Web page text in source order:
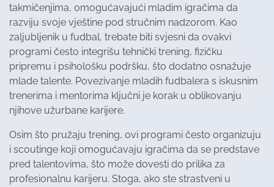
takmičenjima, omogućavajući mladim igračima da
razviju svoje vještine pod stručnim nadzorom. Kao
zaljubljenik u fudbal, trebate biti svjesni da ovakvi
programi često integrišu tehnički trening, fizičku
pripremu i psihološku podršku, što dodatno osnažuje
mlade talente. Povezivanje mladih fudbalera s iskusnim
trenerima i mentorima ključni je korak u oblikovanju
njihove užurbane karijere.
Osim što pružaju trening, ovi programi često organizuju
i scoutinge koji omogućavaju igračima da se predstave
pred talentovima, što može dovesti do prilika za
profesionalnu karijeru. Stoga, ako ste strastveni u